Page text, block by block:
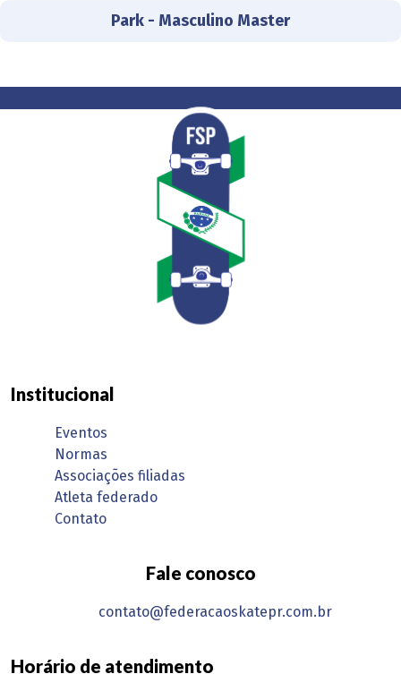
Park - Masculino Master
Institucional
Eventos
Normas
Associações filiadas
Atleta federado
Contato
Fale conosco
contato@federacaoskatepr.com.br
Horário de atendimento